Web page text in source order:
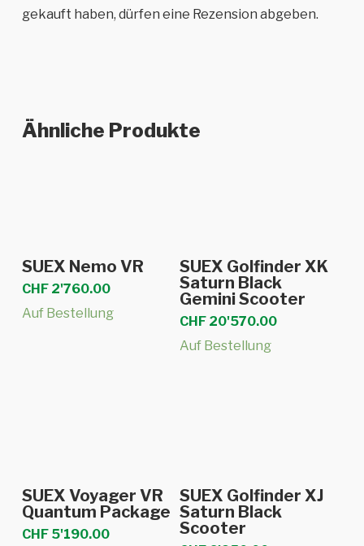
gekauft haben, dürfen eine Rezension abgeben.
Ähnliche Produkte
In den Warenkorb
SUEX Nemo VR
CHF2'760.00
Auf Bestellung
In den Warenkorb
SUEX Golfinder XK
Saturn Black
Gemini Scooter
CHF 20'570.00
Auf Bestellung
In den Warenkorb
SUEX Voyager VR
Quantum Package
CHF5'190.00
In den Warenkorb
SUEX Golfinder XJ
Saturn Black
Scooter